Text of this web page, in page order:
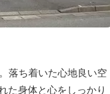
落ち着いた心地良い空
た身体と心をしっかり